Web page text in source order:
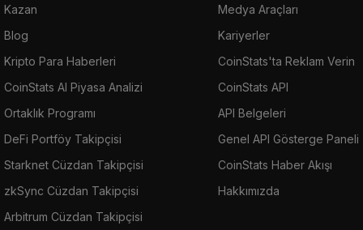
Kazan
Blog
Kripto Para Haberleri
CoinStats AI Piyasa Analizi
Ortaklık Programı
DeFi Portföy Takipçisi
Starknet Cüzdan Takipçisi
zkSync Cüzdan Takipçisi
Arbitrum Cüzdan Takipçisi
Medya Araçları
Kariyerler
CoinStats'ta Reklam Verin
CoinStats API
API Belgeleri
Genel API Gösterge Paneli
CoinStats Haber Akışı
Hakkımızda